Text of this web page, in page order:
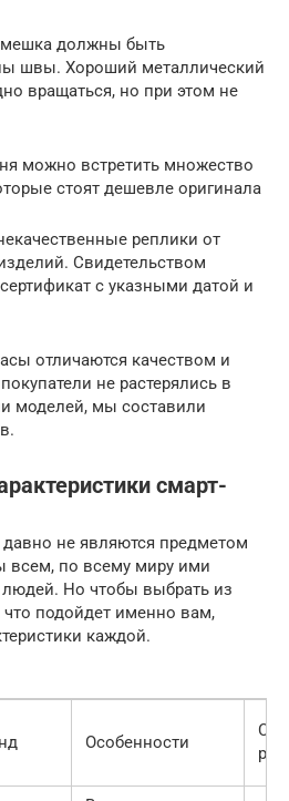
должны быть
швы. Хороший металлический
вращаться, но при этом не
можно встретить множество
стоят дешевле оригинала
реплики от
Свидетельством
с указными датой и
отличаются качеством и
не растерялись в
моделей, мы составили
смарт-
не являются предметом
всем, по всему миру ими
Но чтобы выбрать из
подойдет именно вам,
каждой.
Особенности